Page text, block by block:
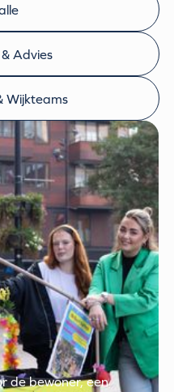
Advies
Wijkteams
de bewoner, een